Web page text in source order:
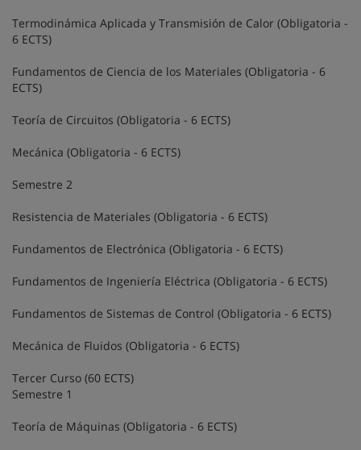
Termodinámica Aplicada y Transmisión de Calor (Obligatoria -
6 ECTS)
Fundamentos de Ciencia de los Materiales (Obligatoria - 6
ECTS)
Teoría de Circuitos (Obligatoria - 6 ECTS)
Mecánica (Obligatoria - 6 ECTS)
Semestre 2
Resistencia de Materiales (Obligatoria - 6 ECTS)
Fundamentos de Electrónica (Obligatoria - 6 ECTS)
Fundamentos de Ingeniería Eléctrica (Obligatoria - 6 ECTS)
Fundamentos de Sistemas de Control (Obligatoria - 6 ECTS)
Mecánica de Fluidos (Obligatoria - 6 ECTS)
Tercer Curso (60 ECTS)
Semestre 1
Teoría de Máquinas (Obligatoria - 6 ECTS)